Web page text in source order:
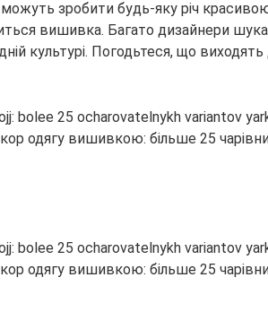
можуть зробити будь-яку річ
вишивка. Багато дизайнери
культурі. Погодьтеся, що виходять